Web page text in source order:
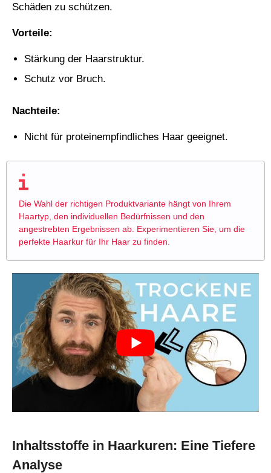
Schäden zu schützen.
Vorteile:
Stärkung der Haarstruktur.
Schutz vor Bruch.
Nachteile:
Nicht für proteinempfindliches Haar geeignet.
Die Wahl der richtigen Produktvariante hängt von Ihrem
Haartyp, den individuellen Bedürfnissen und den
angestrebten Ergebnissen ab. Experimentieren Sie, um die
perfekte Haarkur für Ihr Haar zu finden.
Inhaltsstoffe in Haarkuren: Eine Tiefere
Analyse